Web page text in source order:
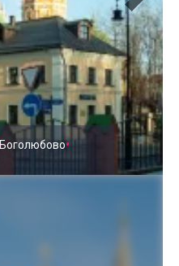
Боголюбово•